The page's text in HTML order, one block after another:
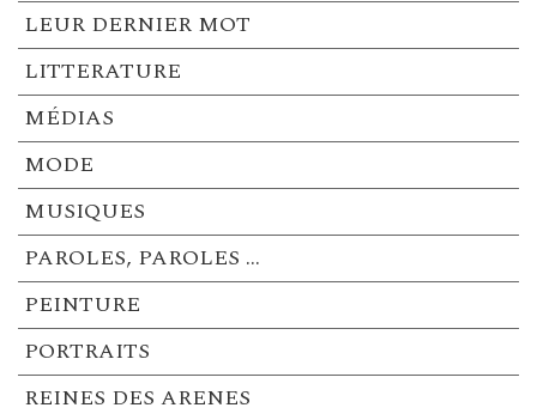
LEUR DERNIER MOT
LITTERATURE
MÉDIAS
MODE
MUSIQUES
PAROLES, PAROLES …
PEINTURE
PORTRAITS
REINES DES ARENES